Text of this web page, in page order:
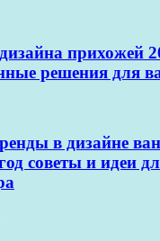
прихожей
решения для
в дизайне
советы и идеи